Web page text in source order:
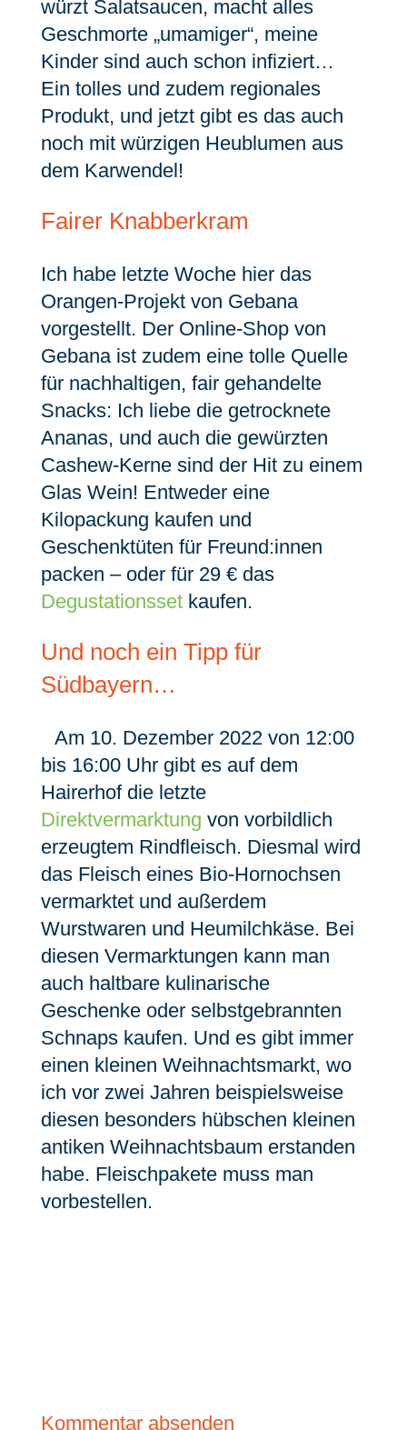
würzt Salatsaucen, macht alles
Geschmorte „umamiger“, meine
Kinder sind auch schon infiziert…
Ein tolles und zudem regionales
Produkt, und jetzt gibt es das auch
noch mit würzigen Heublumen aus
dem Karwendel!
Fairer Knabberkram
Ich habe letzte Woche hier das
Orangen-Projekt von Gebana
vorgestellt. Der Online-Shop von
Gebana ist zudem eine tolle Quelle
für nachhaltigen, fair gehandelte
Snacks: Ich liebe die getrocknete
Ananas, und auch die gewürzten
Cashew-Kerne sind der Hit zu einem
Glas Wein! Entweder eine
Kilopackung kaufen und
Geschenktüten für Freund:innen
packen – oder für 29 € das
Degustationssetkaufen.
Und noch ein Tipp für
Südbayern…
Am 10. Dezember 2022 von 12:00
bis 16:00 Uhr gibt es auf dem
Hairerhof die letzte
Direktvermarktung von vorbildlich
erzeugtem Rindfleisch. Diesmal wird
das Fleisch eines Bio-Hornochsen
vermarktet und außerdem
Wurstwaren und Heumilchkäse. Bei
diesen Vermarktungen kann man
auch haltbare kulinarische
Geschenke oder selbstgebrannten
Schnaps kaufen. Und es gibt immer
einen kleinen Weihnachtsmarkt, wo
ich vor zwei Jahren beispielsweise
diesen besonders hübschen kleinen
antiken Weihnachtsbaum erstanden
habe. Fleischpakete muss man
vorbestellen.
Kommentar absenden